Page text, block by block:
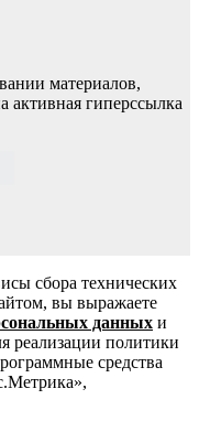
материалов,
активная гиперссылка
сбора технических
вы выражаете
данных и
реализации политики
средства